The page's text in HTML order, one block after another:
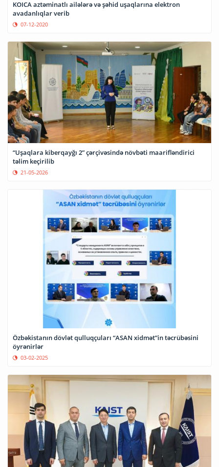
KOICA aztəminatlı ailələrə və şəhid uşaqlarına elektron
avadanlıqlar verib
07-12-2020
“Uşaqlara kiberqayğı 2” çərçivəsində növbəti maarifləndirici
təlim keçirilib
21-05-2026
Özbəkistanın dövlət qulluqçuları “ASAN xidmət”in təcrübəsini
öyrənirlər
03-02-2025